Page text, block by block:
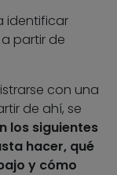
identificar
partir de
con una
de ahí, se
los siguientes
hacer, qué
y cómo